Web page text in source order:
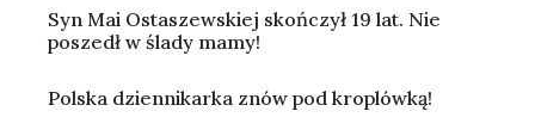
Syn Mai Ostaszewskiej skończył 19 lat. Nie
poszedł w ślady mamy!
Polska dziennikarka znów pod kroplówką!